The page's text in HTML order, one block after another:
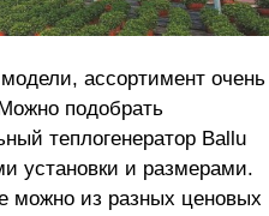
ассортимент очень
подобрать
теплогенератор Ballu
установки и размерами.
можно из разных ценовых